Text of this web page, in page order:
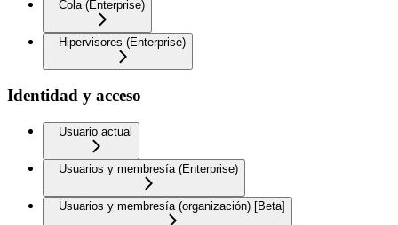
Cola (Enterprise)
Hipervisores (Enterprise)
Identidad y acceso
Usuario actual
Usuarios y membresía (Enterprise)
Usuarios y membresía (organización) [Beta]